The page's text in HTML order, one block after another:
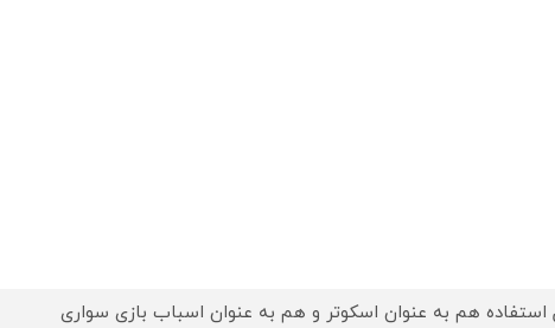
استفاده هم به عنوان اسکوتر و هم به عنوان اسباب بازی سواری